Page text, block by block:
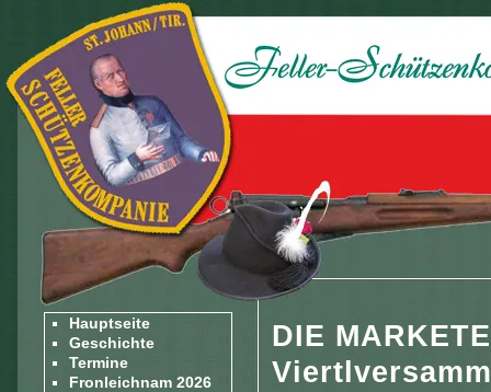
Hauptseite
Geschichte
Termine
Fronleichnam 2026
DIE